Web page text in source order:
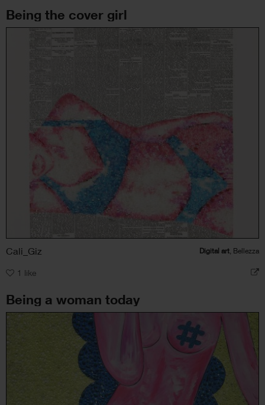
Being the cover girl
Cali_Giz Digital art , Bellezza
1 like
Being a woman today